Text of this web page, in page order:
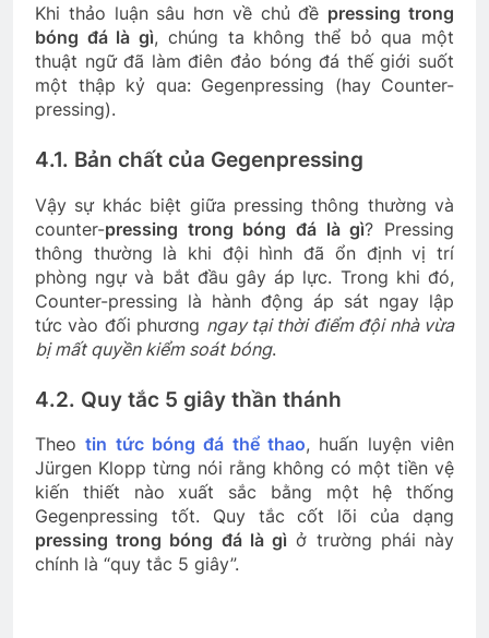
Khi thảo luận sâu hơn về chủ đề pressing trong
bóng đá là gì, chúng ta không thể bỏ qua một
thuật ngữ đã làm điên đảo bóng đá thế giới suốt
một thập kỷ qua: Gegenpressing (hay Counter-
pressing).
4.1. Bản chất của Gegenpressing
Vậy sự khác biệt giữa pressing thông thường và
counter-pressing trong bóng đá là gì? Pressing
thông thường là khi đội hình đã ổn định vị trí
phòng ngự và bắt đầu gây áp lực. Trong khi đó,
Counter-pressing là hành động áp sát ngay lập
tức vào đối phương ngay tại thời điểm đội nhà vừa
bị mất quyền kiểm soát bóng.
4.2. Quy tắc 5 giây thần thánh
Theotin tức bóng đá thể thao, huấn luyện viên
Jürgen Klopp từng nói rằng không có một tiền vệ
kiến thiết nào xuất sắc bằng một hệ thống
Gegenpressing tốt. Quy tắc cốt lõi của dạng
pressing trong bóng đá là gì ở trường phái này
chính là “quy tắc 5 giây”.